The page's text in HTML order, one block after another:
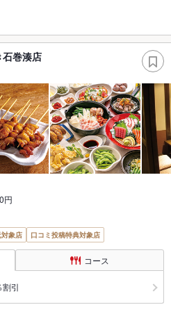
巻湊店
円
対象店 口コミ投稿特典対象店
コース
割引